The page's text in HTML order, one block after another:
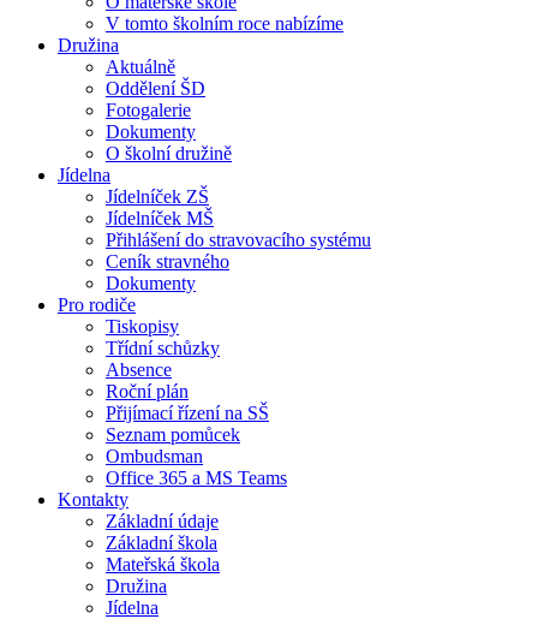
V tomto školním roce nabízíme
Družina
Aktuálně
Oddělení ŠD
Fotogalerie
Dokumenty
O školní družině
Jídelna
Jídelníček ZŠ
Jídelníček MŠ
Přihlášení do stravovacího systému
Ceník stravného
Dokumenty
Pro rodiče
Tiskopisy
Třídní schůzky
Absence
Roční plán
Přijímací řízení na SŠ
Seznam pomůcek
Ombudsman
Office 365 a MS Teams
Kontakty
Základní údaje
Základní škola
Mateřská škola
Družina
Jídelna